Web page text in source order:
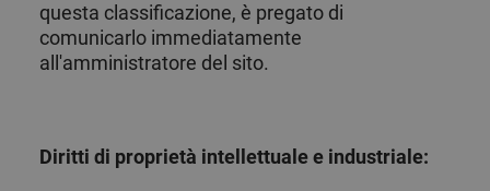
questa classificazione, è pregato di
comunicarlo immediatamente
all'amministratore del sito.
Diritti di proprietà intellettuale e industriale: